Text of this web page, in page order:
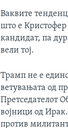
Ваквите
што е Кристофер
кандидат, па
вели тој.
Трамп не е
ветувањата од
Претседателот
војници од Ирак.
против